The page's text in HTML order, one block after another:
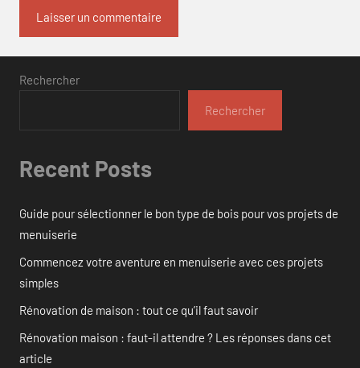
Rechercher
Rechercher
Recent Posts
Guide pour sélectionner le bon type de bois pour vos projets de
menuiserie
Commencez votre aventure en menuiserie avec ces projets
simples
Rénovation de maison : tout ce qu’il faut savoir
Rénovation maison : faut-il attendre ? Les réponses dans cet
article